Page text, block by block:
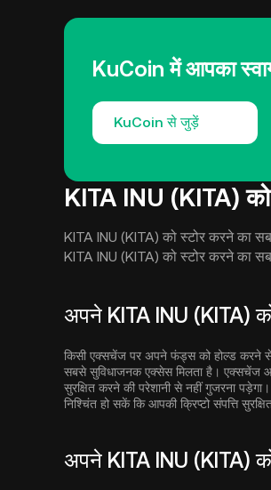
KuCoin में आपका
KuCoin से जुड़ें
KITA INU (KITA)
KITA INU (KITA) को स्टोर करने का
KITA INU (KITA) को स्टोर करने का
अपने KITA INU (KITA)
किसी एक्सचेंज पर अपने फंड्स को होल्ड करने
सबसे सुविधाजनक एक्सेस मिलता है। एक्सचेंज
सुरक्षित करने की परेशानी से नहीं गुजरना
निश्चिंत हो सकें कि आपकी क्रिप्टो संपत्ति
अपने KITA INU (KITA)